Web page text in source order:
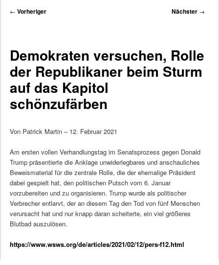
Beitragsnavigation
← Vorheriger Nächster →
Demokraten versuchen, Rolle
der Republikaner beim Sturm
auf das Kapitol
schönzufärben
Von Patrick Martin – 12. Februar 2021
Am ersten vollen Verhandlungstag im Senatsprozess gegen Donald
Trump präsentierte die Anklage unwiderlegbares und anschauliches
Beweismaterial für die zentrale Rolle, die der ehemalige Präsident
dabei gespielt hat, den politischen Putsch vom 6. Januar
vorzubereiten und zu organisieren. Trump wurde als politischer
Verbrecher entlarvt, der an diesem Tag den Tod von fünf Menschen
verursacht hat und nur knapp daran scheiterte, ein viel größeres
Blutbad auszulösen.
https://www.wsws.org/de/articles/2021/02/12/pers-f12.html